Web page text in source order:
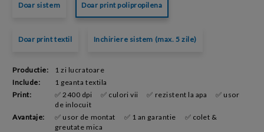
Doar sistem Doar print polipropilena
Doar print textil Inchiriere sistem (max. 5 zile)
Productie:
1 zi lucratoare
Include:
1 geanta textila
Print:
✅ 2400 dpi ✅ culori vii ✅ rezistent la apa
✅ usor
de inlocuit
Avantaje:
✅ usor de montat ✅ 1 an garantie
✅ colet &
greutate mica